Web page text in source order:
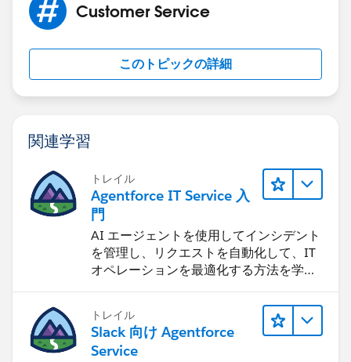
Customer Service
このトピックの詳細
関連学習
トレイル
Agentforce IT Service 入
門
AI エージェントを使用してインシデント
を管理し、リクエストを自動化して、IT
オペレーションを最適化する方法を学習
します。
トレイル
Slack 向け Agentforce
Service